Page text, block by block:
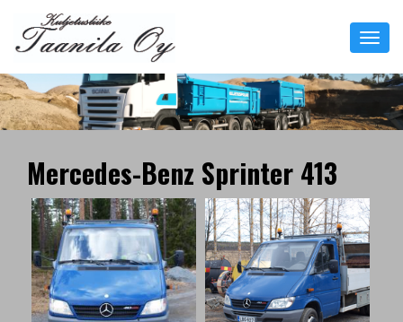
Mercedes-Benz Sprinter 413